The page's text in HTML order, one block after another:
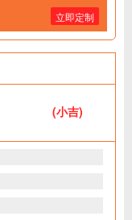
立即定制
(小吉)